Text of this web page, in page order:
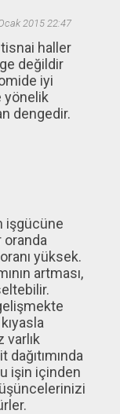
2015 22:47
haller
değildir
iyi
yönelik
dengedir.
işgücüne
oranda
yüksek.
artması,
varlık
işin içinden